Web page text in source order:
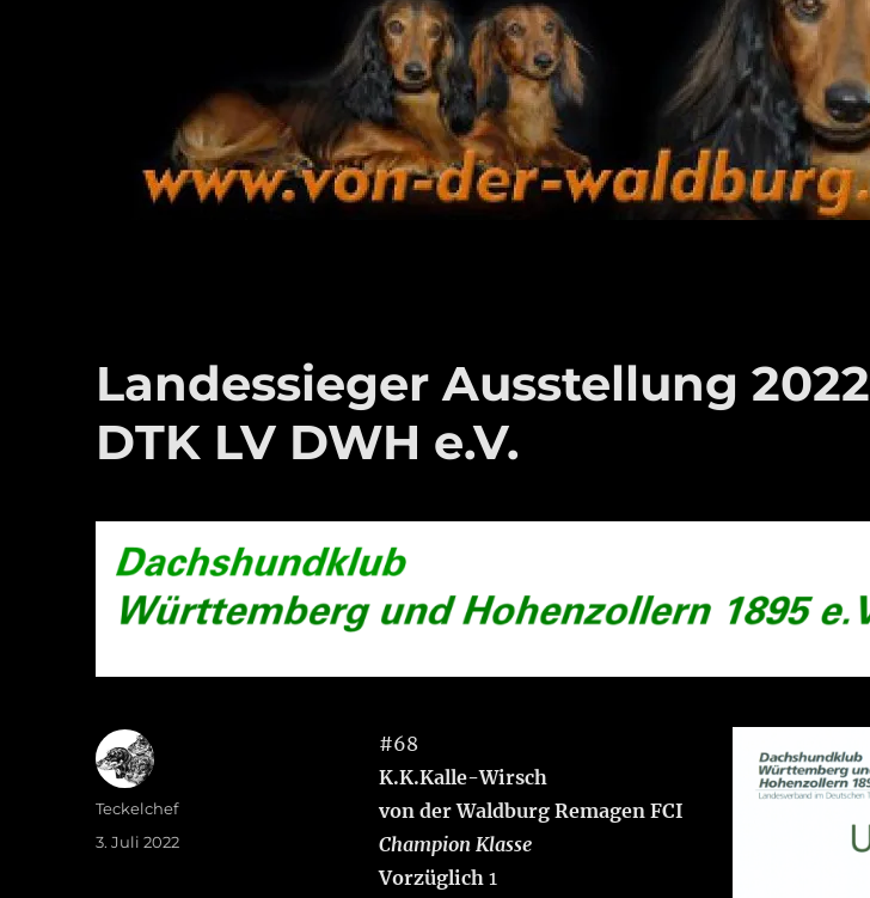
Landessieger Ausstellung 2022
DTK LV DWH e.V.
#68
K.K.Kalle-Wirsch
von der Waldburg Remagen FCI
Champion Klasse
Vorzüglich 1
Autor
Teckelchef
Veröffentlicht
3. Juli 2022